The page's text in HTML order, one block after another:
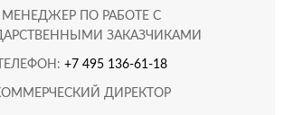
МЕНЕДЖЕР ПО РАБОТЕ С
ЗАКАЗЧИКАМИ
ТЕЛЕФОН: +7 495 136-61-18
ДИРЕКТОР